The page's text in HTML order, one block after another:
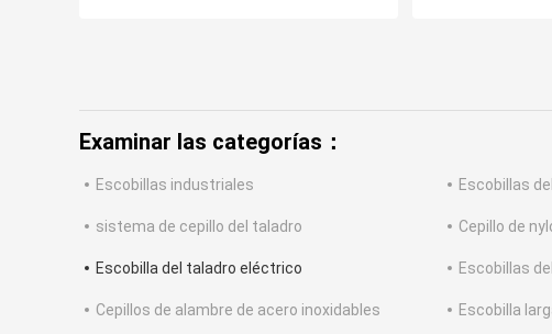
Examinar las categorías：
Escobillas industriales Escobillas
sistema de cepillo del taladro Cepillo de
Escobilla del taladro eléctrico Escobillas
Cepillos de alambre de acero inoxidables Escobilla